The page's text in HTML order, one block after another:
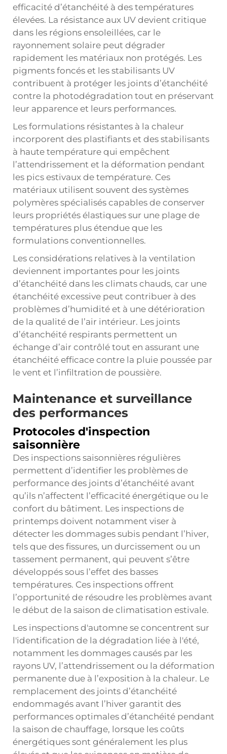
efficacité d’étanchéité à des températures
élevées. La résistance aux UV devient critique
dans les régions ensoleillées, car le
rayonnement solaire peut dégrader
rapidement les matériaux non protégés. Les
pigments foncés et les stabilisants UV
contribuent à protéger les joints d’étanchéité
contre la photodégradation tout en préservant
leur apparence et leurs performances.
Les formulations résistantes à la chaleur
incorporent des plastifiants et des stabilisants
à haute température qui empêchent
l’attendrissement et la déformation pendant
les pics estivaux de température. Ces
matériaux utilisent souvent des systèmes
polymères spécialisés capables de conserver
leurs propriétés élastiques sur une plage de
températures plus étendue que les
formulations conventionnelles.
Les considérations relatives à la ventilation
deviennent importantes pour les joints
d’étanchéité dans les climats chauds, car une
étanchéité excessive peut contribuer à des
problèmes d’humidité et à une détérioration
de la qualité de l’air intérieur. Les joints
d’étanchéité respirants permettent un
échange d’air contrôlé tout en assurant une
étanchéité efficace contre la pluie poussée par
le vent et l’infiltration de poussière.
Maintenance et surveillance
des performances
Protocoles d'inspection
saisonnière
Des inspections saisonnières régulières
permettent d’identifier les problèmes de
performance des joints d’étanchéité avant
qu’ils n’affectent l’efficacité énergétique ou le
confort du bâtiment. Les inspections de
printemps doivent notamment viser à
détecter les dommages subis pendant l’hiver,
tels que des fissures, un durcissement ou un
tassement permanent, qui peuvent s’être
développés sous l’effet des basses
températures. Ces inspections offrent
l’opportunité de résoudre les problèmes avant
le début de la saison de climatisation estivale.
Les inspections d'automne se concentrent sur
l'identification de la dégradation liée à l'été,
notamment les dommages causés par les
rayons UV, l’attendrissement ou la déformation
permanente due à l’exposition à la chaleur. Le
remplacement des joints d’étanchéité
endommagés avant l’hiver garantit des
performances optimales d’étanchéité pendant
la saison de chauffage, lorsque les coûts
énergétiques sont généralement les plus